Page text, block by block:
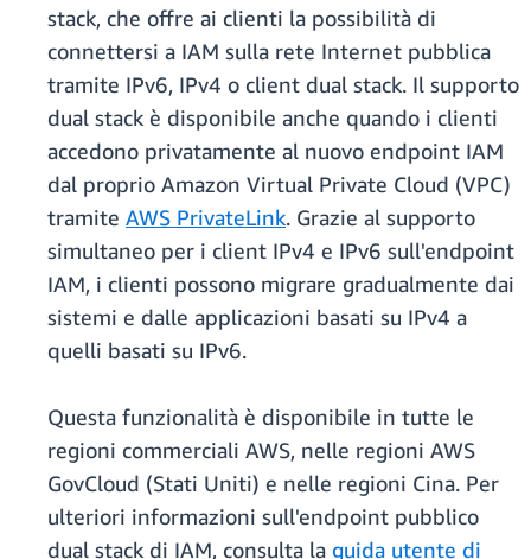
stack, che offre ai clienti la possibilità di
connettersi a IAM sulla rete Internet pubblica
tramite IPv6, IPv4 o client dual stack. Il supporto
dual stack è disponibile anche quando i clienti
accedono privatamente al nuovo endpoint IAM
dal proprio Amazon Virtual Private Cloud (VPC)
tramite AWS PrivateLink. Grazie al supporto
simultaneo per i client IPv4 e IPv6 sull'endpoint
IAM, i clienti possono migrare gradualmente dai
sistemi e dalle applicazioni basati su IPv4 a
quelli basati su IPv6.
Questa funzionalità è disponibile in tutte le
regioni commerciali AWS, nelle regioni AWS
GovCloud (Stati Uniti) e nelle regioni Cina. Per
ulteriori informazioni sull'endpoint pubblico
dual stack di IAM, consulta la guida utente di